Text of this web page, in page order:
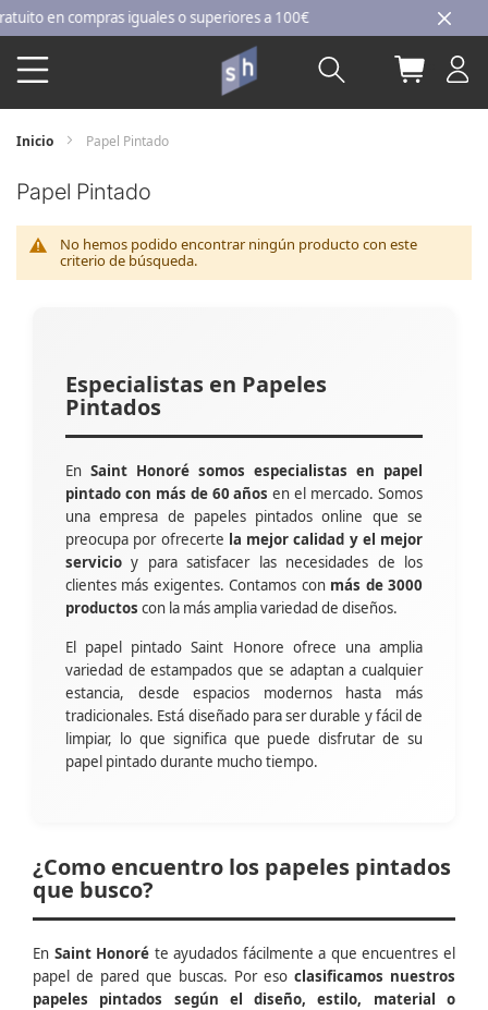
Ir
al
contenido
en compras iguales o superiores a 100€
Buscar Mi
Inicio Papel Pintado
Papel Pintado
No hemos podido encontrar ningún producto con este
criterio de búsqueda.
Especialistas en Papeles
Pintados
En Saint Honoré somos especialistas en papel
pintado con más de 60 años en el mercado. Somos
una empresa de papeles pintados online que se
preocupa por ofrecerte la mejor calidad y el mejor
servicio y para satisfacer las necesidades de los
clientes más exigentes. Contamos con más de 3000
productos con la más amplia variedad de diseños.
El papel pintado Saint Honore ofrece una amplia
variedad de estampados que se adaptan a cualquier
estancia, desde espacios modernos hasta más
tradicionales. Está diseñado para ser durable y fácil de
limpiar, lo que significa que puede disfrutar de su
papel pintado durante mucho tiempo.
¿Como encuentro los papeles pintados
que busco?
En Saint Honoré te ayudados fácilmente a que encuentres el
papel de pared que buscas. Por eso clasificamos nuestros
papeles pintados según el diseño, estilo, material o